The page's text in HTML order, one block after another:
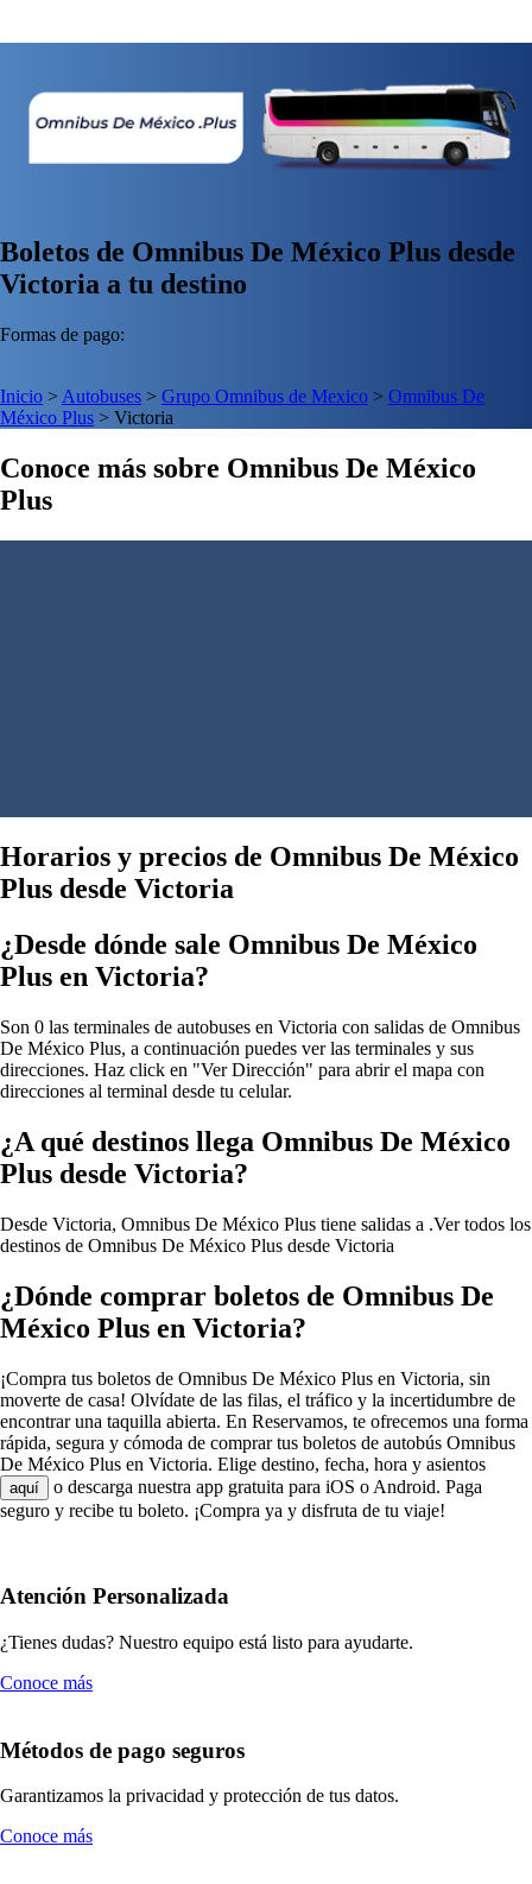
Boletos de Omnibus De México Plus desde
Victoria a tu destino
Formas de pago:
Inicio > Autobuses > Grupo Omnibus de Mexico > Omnibus De
México Plus > Victoria
Conoce más sobre Omnibus De México
Plus
Horarios y precios de Omnibus De México
Plus desde Victoria
¿Desde dónde sale Omnibus De México
Plus en Victoria?
Son 0 las terminales de autobuses en Victoria con salidas de Omnibus
De México Plus, a continuación puedes ver las terminales y sus
direcciones. Haz click en "Ver Dirección" para abrir el mapa con
direcciones al terminal desde tu celular.
¿A qué destinos llega Omnibus De México
Plus desde Victoria?
Desde Victoria, Omnibus De México Plus tiene salidas a .Ver todos los
destinos de Omnibus De México Plus desde Victoria
¿Dónde comprar boletos de Omnibus De
México Plus en Victoria?
¡Compra tus boletos de Omnibus De México Plus en Victoria, sin
moverte de casa! Olvídate de las filas, el tráfico y la incertidumbre de
encontrar una taquilla abierta. En Reservamos, te ofrecemos una forma
rápida, segura y cómoda de comprar tus boletos de autobús Omnibus
De México Plus en Victoria. Elige destino, fecha, hora y asientos
aquí
o descarga nuestra app gratuita para iOS o Android. Paga
seguro y recibe tu boleto. ¡Compra ya y disfruta de tu viaje!
Atención Personalizada
¿Tienes dudas? Nuestro equipo está listo para ayudarte.
Conoce más
Métodos de pago seguros
Garantizamos la privacidad y protección de tus datos.
Conoce más